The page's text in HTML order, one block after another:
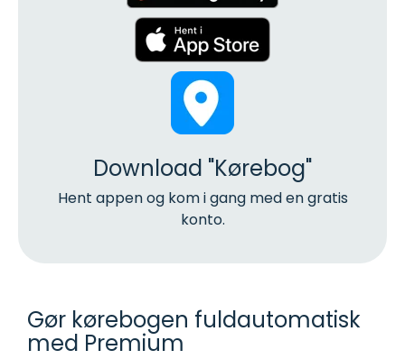
Download "Kørebog"
Hent appen og kom i gang med en gratis
konto.
Gør kørebogen fuldautomatisk
med Premium